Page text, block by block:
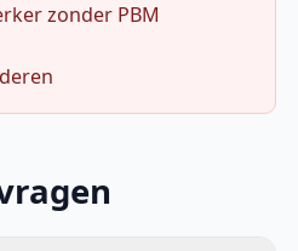
zonder PBM